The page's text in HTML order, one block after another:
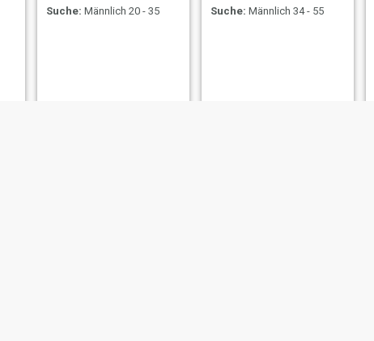
Suche: Männlich 20 - 35
Suche: Männlich 34 - 55